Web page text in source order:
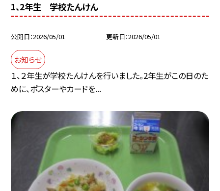
1、2年生 学校たんけん
公開日 2026/05/01 更新日 2026/05/01
お知らせ
１、２年生が学校たんけんを行いました。2年生がこの日のた
めに、ポスターやカードを...